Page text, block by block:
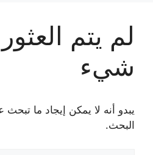
لم يتم
شيء
يبدو أنه لا يمكن إيجاد ما
البحث.